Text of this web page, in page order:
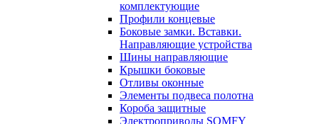
комплектующие
Профили концевые
Боковые замки. Вставки.
Направляющие устройства
Шины направляющие
Крышки боковые
Отливы оконные
Элементы подвеса полотна
Короба защитные
Электроприводы SOMFY